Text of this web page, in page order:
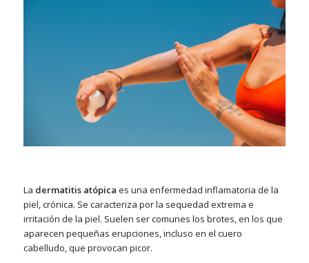
La dermatitis atópica es una enfermedad inflamatoria de la
piel, crónica. Se caracteriza por la sequedad extrema e
irritación de la piel. Suelen ser comunes los brotes, en los que
aparecen pequeñas erupciones, incluso en el cuero
cabelludo, que provocan picor.